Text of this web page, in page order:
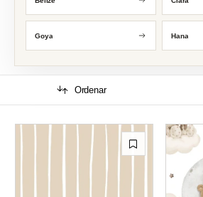
Goya Hana
Ordenar